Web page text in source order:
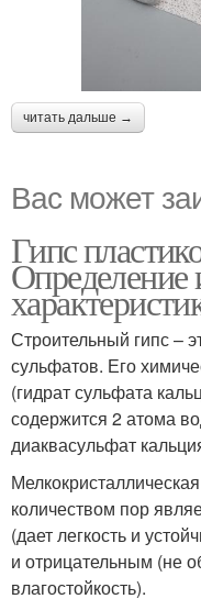
читать дальше →
Вас может
Гипс
Определение
Строительный гипс –
сульфатов. Его
(гидрат сульфата
содержится 2 атома
диаквасульфат
количеством пор
(дает легкость и
и отрицательным (не
влагостойкость).